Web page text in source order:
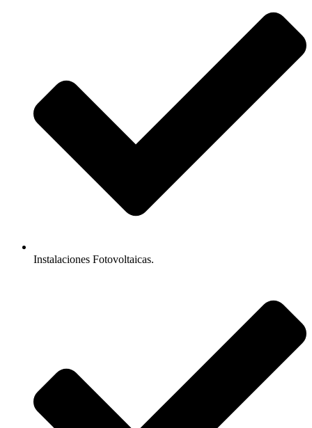
Instalaciones Fotovoltaicas.